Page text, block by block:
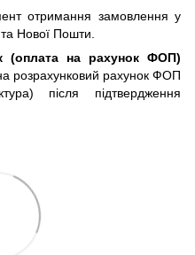
отримання замовлення у
Нової Пошти.
(оплата на рахунок ФОП)
розрахунковий рахунок ФОП
після підтвердження